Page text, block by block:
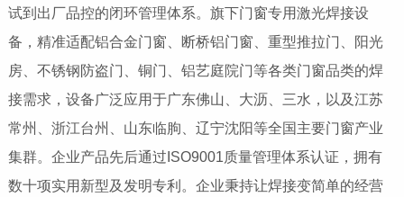
试到出厂品控的闭环管理体系。旗下门窗专用激光焊接设
备，精准适配铝合金门窗、断桥铝门窗、重型推拉门、阳光
房、不锈钢防盗门、铜门、铝艺庭院门等各类门窗品类的焊
接需求，设备广泛应用于广东佛山、大沥、三水，以及江苏
常州、浙江台州、山东临朐、辽宁沈阳等全国主要门窗产业
集群。企业产品先后通过ISO9001质量管理体系认证，拥有
数十项实用新型及发明专利。企业秉持让焊接变简单的经营